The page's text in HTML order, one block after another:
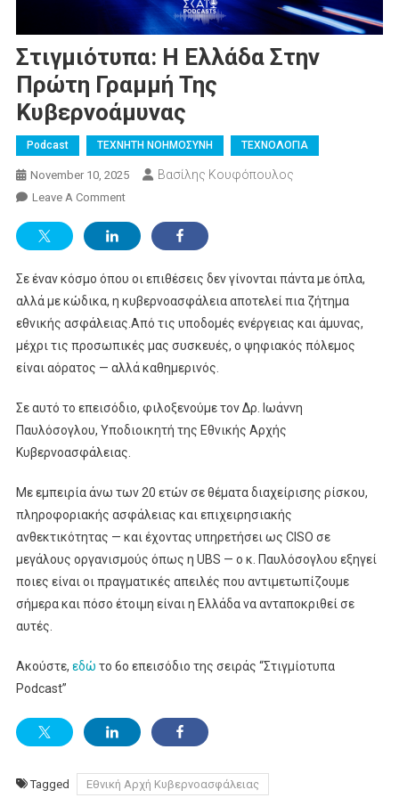
Στιγμιότυπα: Η Ελλάδα Στην
Πρώτη Γραμμή Της
Κυβερνοάμυνας
Podcast ΤΕΧΝΗΤΗ ΝΟΗΜΟΣΥΝΗ ΤΕΧΝΟΛΟΓΙΑ
November 10, 2025 Βασίλης Κουφόπουλος
Leave A CommentOn
Στην
Πρώτη
Γραμμή
Της
Κυβερνοάμυνας
Σε έναν κόσμο όπου οι επιθέσεις δεν γίνονται πάντα με όπλα,
αλλά με κώδικα, η κυβερνοασφάλεια αποτελεί πια ζήτημα
εθνικής ασφάλειας.Από τις υποδομές ενέργειας και άμυνας,
μέχρι τις προσωπικές μας συσκευές, ο ψηφιακός πόλεμος
είναι αόρατος — αλλά καθημερινός.
Σε αυτό το επεισόδιο, φιλοξενούμε τον Δρ. Ιωάννη
Παυλόσογλου, Υποδιοικητή της Εθνικής Αρχής
Κυβερνοασφάλειας.
Με εμπειρία άνω των 20 ετών σε θέματα διαχείρισης ρίσκου,
πληροφοριακής ασφάλειας και επιχειρησιακής
ανθεκτικότητας — και έχοντας υπηρετήσει ως CISO σε
μεγάλους οργανισμούς όπως η UBS — ο κ. Παυλόσογλου εξηγεί
ποιες είναι οι πραγματικές απειλές που αντιμετωπίζουμε
σήμερα και πόσο έτοιμη είναι η Ελλάδα να ανταποκριθεί σε
αυτές.
Ακούστε, εδώ το 6ο επεισόδιο της σειράς “Στιγμίοτυπα
Podcast”
Tagged Εθνική Αρχή Κυβερνοασφάλειας